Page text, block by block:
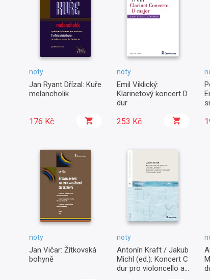
noty
Jan Ryant Dřízal: Kuře
melancholik
176 Kč
noty
Emil Viklický:
Klarinetový koncert D
dur
253 Kč
noty
Jan Vičar: Žítkovská
bohyně
noty
Antonín Kraft / Jakub
Michl (ed.): Koncert C
dur pro violoncello a